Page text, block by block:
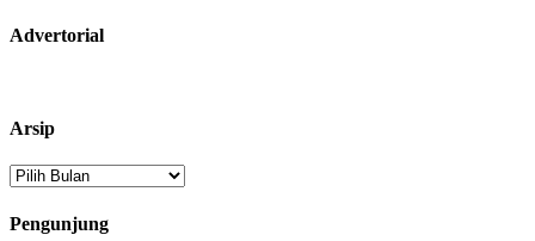
Advertorial
Arsip
Arsip
Pengunjung